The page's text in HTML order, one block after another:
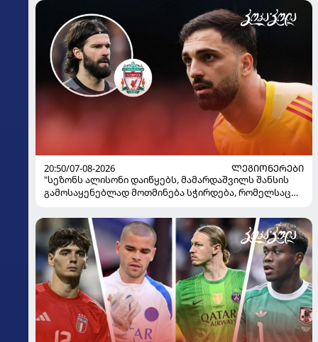
20:50/07-08-2026
ᲚᲔᲒᲘᲝᲜᲔᲠᲔᲑᲘ
"სეზონს ალისონი დაიწყებს, მამარდაშვილს შანსის
გამოსაყენებლად მოთმინება სჭირდება, რომელსაც
ყოფილმა მეკარემ